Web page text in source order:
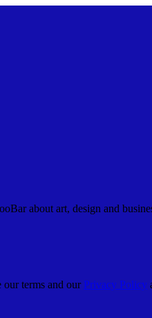
about art, design and
terms and our Privacy Policy